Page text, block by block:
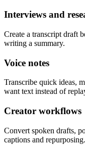
Interviews and
Create a transcript draft
writing a summary.
Voice notes
Transcribe quick ideas,
want text instead of
Creator workflows
Convert spoken drafts,
captions and repurposing.